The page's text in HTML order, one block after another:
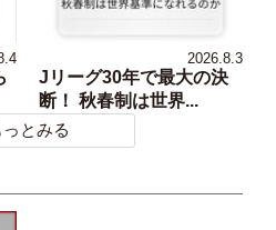
2026.8.3
Jリーグ30年で最大の決
断！ 秋春制は世界...
っとみる